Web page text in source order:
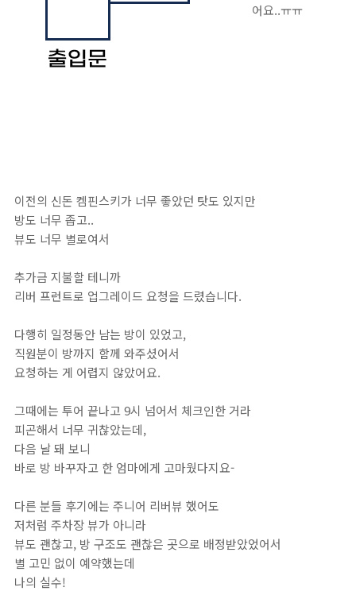
어요..ㅠㅠ
이전의 신돈 켐핀스키가 너무 좋았던 탓도 있지만
방도 너무 좁고..
뷰도 너무 별로여서
추가금 지불할 테니까
리버 프런트로 업그레이드 요청을 드렸습니다.
다행히 일정동안 남는 방이 있었고,
직원분이 방까지 함께 와주셨어서
요청하는 게 어렵지 않았어요.
그때에는 투어 끝나고 9시 넘어서 체크인한 거라
피곤해서 너무 귀찮았는데,
다음 날 돼 보니
바로 방 바꾸자고 한 엄마에게 고마웠다지요-
다른 분들 후기에는 주니어 리버뷰 했어도
저처럼 주차장 뷰가 아니라
뷰도 괜찮고, 방 구조도 괜찮은 곳으로 배정받았었어서
별 고민 없이 예약했는데
나의 실수!